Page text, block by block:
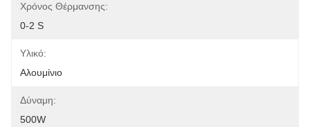
Χρόνος Θέρμανσης:
0-2 S
Υλικό:
Αλουμίνιο
Δύναμη:
500W